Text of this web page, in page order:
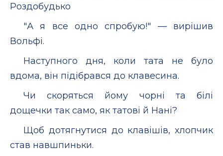
Роздобудько
"А я все одно спробую!" — вирішив
Вольфі.
Наступного дня, коли тата не було
вдома, він підібрався до клавесина.
Чи скоряться йому чорні та білі
дощечки так само, як татові й Нані?
Щоб дотягнутися до клавішів, хлопчик
став навшпиньки.